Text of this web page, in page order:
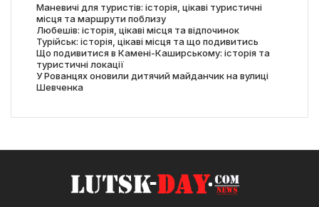
Маневичі для туристів: історія, цікаві туристичні
місця та маршрути поблизу
Любешів: історія, цікаві місця та відпочинок
Турійськ: історія, цікаві місця та що подивитись
Що подивитися в Камені-Каширському: історія та
туристичні локації
У Рованцях оновили дитячий майданчик на вулиці
Шевченка